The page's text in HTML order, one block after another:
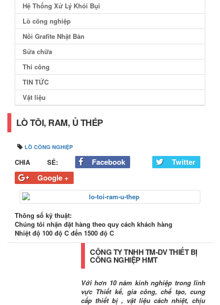
Hệ Thống Xử Lý Khói Bụi
Lò công nghiệp
Nồi Grafite Nhật Bản
Sửa chữa
Thi công
TIN TỨC
Vật liệu
LÒ TÔI, RAM, Ủ THÉP
LÒ CÔNG NGHIỆP
CHIA SẺ: Facebook
Twitter
Google +
Thông số kỹ thuật:
Chúng tôi nhận đặt hàng theo quy cách khách hàng
Nhiệt độ 100 độ C đến 1500 độ C
CÔNG TY TNHH TM-DV THIẾT BỊ
CÔNG NGHIỆP HMT
Với hơn 10 năm kinh nghiệp trong lĩnh
vực Thiết kế, gia công, chế tạo, cung
cấp thiết bị , vật liệu cách nhiệt, chịu